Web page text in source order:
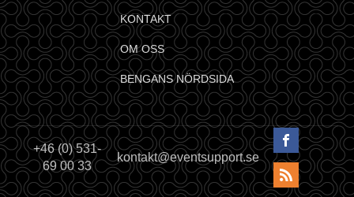
KONTAKT
OM OSS
BENGANS NÖRDSIDA
+46 (0) 531-
69 00 33
kontakt@eventsupport.se